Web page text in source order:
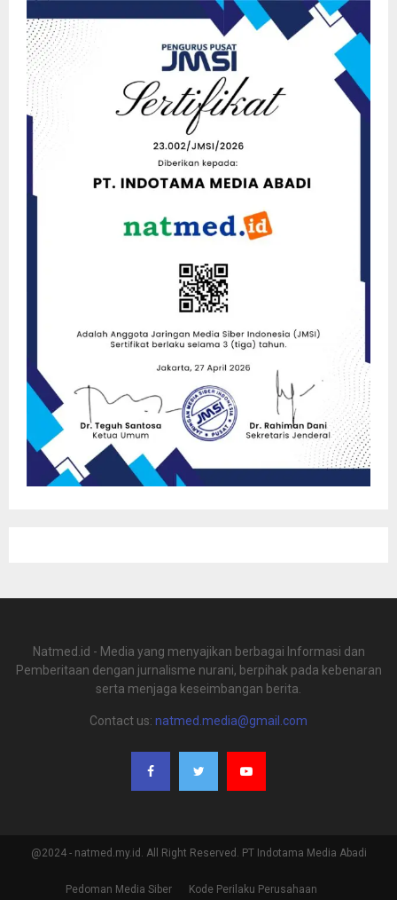
Natmed.id - Media yang menyajikan berbagai Informasi dan
Pemberitaan dengan jurnalisme nurani, berpihak pada kebenaran
serta menjaga keseimbangan berita.
Contact us: natmed.media@gmail.com
@2024 - natmed.my.id. All Right Reserved. PT Indotama Media Abadi
Pedoman Media Siber Kode Perilaku Perusahaan